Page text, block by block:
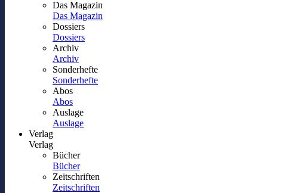
Das Magazin
Das Magazin
Dossiers
Dossiers
Archiv
Archiv
Sonderhefte
Sonderhefte
Abos
Abos
Auslage
Auslage
Verlag
Verlag
Bücher
Bücher
Zeitschriften
Zeitschriften